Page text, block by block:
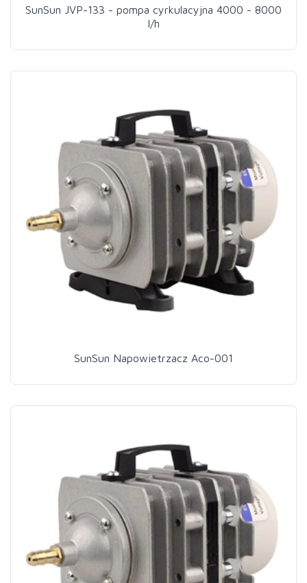
SunSun JVP-133 - pompa cyrkulacyjna 4000 - 8000
l/h
SunSun Napowietrzacz Aco-001